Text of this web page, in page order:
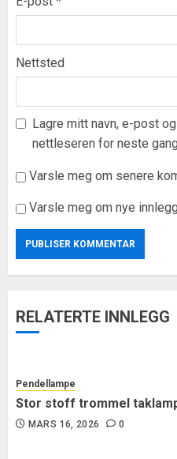
Nettsted
Lagre mitt navn, e-post
nettleseren for neste
Varsle meg om senere
Varsle meg om nye
RELATERTE INNLEGG
Pendellampe
Stor stoff trommel
MARS 16, 2026 0